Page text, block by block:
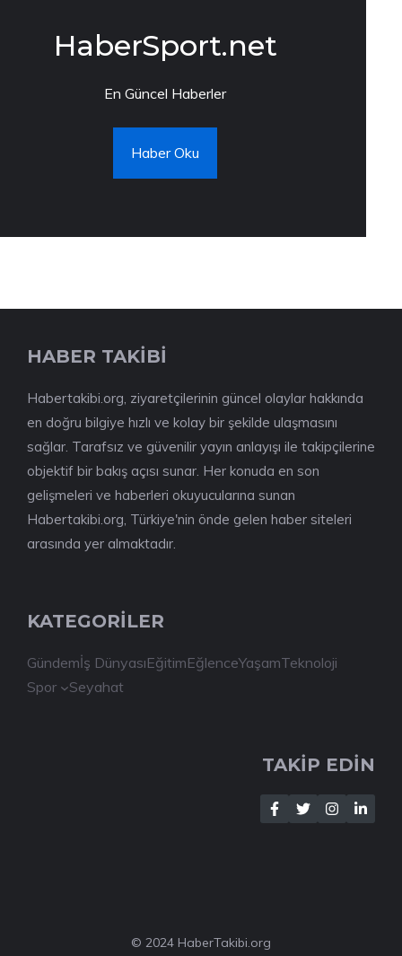
HaberSport.net
En Güncel Haberler
Haber Oku
HABER TAKİBİ
Habertakibi.org, ziyaretçilerinin güncel olaylar hakkında
en doğru bilgiye hızlı ve kolay bir şekilde ulaşmasını
sağlar. Tarafsız ve güvenilir yayın anlayışı ile takipçilerine
objektif bir bakış açısı sunar. Her konuda en son
gelişmeleri ve haberleri okuyucularına sunan
Habertakibi.org, Türkiye'nin önde gelen haber siteleri
arasında yer almaktadır.
KATEGORİLER
Gündemİş DünyasıEğitimEğlenceYaşamTeknoloji
Spor
Seyahat
TAKİP EDİN
© 2024 HaberTakibi.org